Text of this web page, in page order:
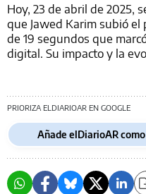
Hoy, 23 de abril de 2025,
que Jawed Karim subió el
de 19 segundos que
digital. Su impacto y la
PRIORIZA ELDIARIOAR EN GOOGLE
Añade elDiarioAR